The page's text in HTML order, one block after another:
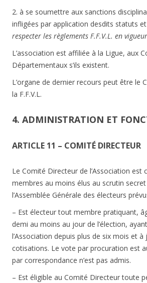
2. à se soumettre aux sanctions
infligées par application desdits statuts
respecter les règlements F.F.V.L. en vigueur
L’association est affiliée à la Ligue, aux
Départementaux s’ils existent.
L’organe de dernier recours peut être le
la F.F.V.L.
4. ADMINISTRATION ET
ARTICLE 11 – COMITÉ DIRECTEUR
Le Comité Directeur de l’Association est
membres au moins élus au scrutin
l’Assemblée Générale des électeurs
– Est électeur tout membre pratiquant,
demi au moins au jour de l’élection,
l’Association depuis plus de six mois et à
cotisations. Le vote par procuration est
par correspondance n’est pas admis.
– Est éligible au Comité Directeur toute